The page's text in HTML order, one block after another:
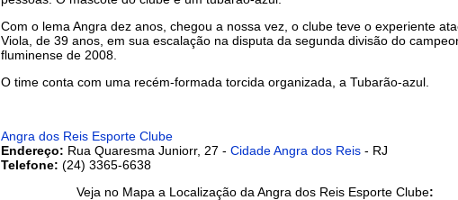
Com o lema Angra dez anos, chegou a nossa vez, o clube teve o experiente
Viola, de 39 anos, em sua escalação na disputa da segunda divisão do
fluminense de 2008.
O time conta com uma recém-formada torcida organizada, a Tubarão-azul.
Angra dos Reis Esporte Clube
Endereço: Rua Quaresma Juniorr, 27 - Cidade Angra dos Reis - RJ
Telefone: (24) 3365-6638
Veja no Mapa a Localização da Angra dos Reis Esporte Clube: